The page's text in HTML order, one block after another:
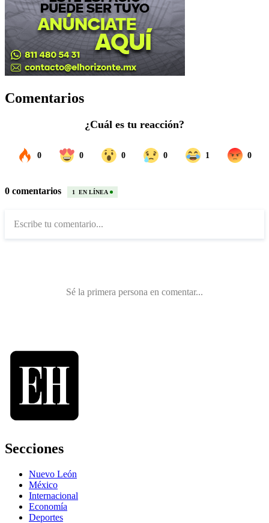
Comentarios
Secciones
Nuevo León
México
Internacional
Economía
Deportes